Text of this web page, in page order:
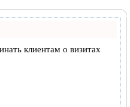
клиентам о визитах